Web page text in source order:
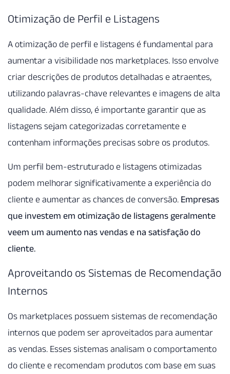
Otimização de Perfil e Listagens
A otimização de perfil e listagens é fundamental para
aumentar a visibilidade nos marketplaces. Isso envolve
criar descrições de produtos detalhadas e atraentes,
utilizando palavras-chave relevantes e imagens de alta
qualidade. Além disso, é importante garantir que as
listagens sejam categorizadas corretamente e
contenham informações precisas sobre os produtos.
Um perfil bem-estruturado e listagens otimizadas
podem melhorar significativamente a experiência do
cliente e aumentar as chances de conversão. Empresas
que investem em otimização de listagens geralmente
veem um aumento nas vendas e na satisfação do
cliente.
Aproveitando os Sistemas de Recomendação
Internos
Os marketplaces possuem sistemas de recomendação
internos que podem ser aproveitados para aumentar
as vendas. Esses sistemas analisam o comportamento
do cliente e recomendam produtos com base em suas